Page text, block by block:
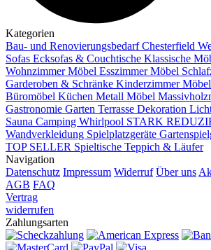
Kategorien
Bau- und RenovierungsbedarfChesterfield
Sofas Ecksofas & Couchtische Klassische
Wohnzimmer Möbel Esszimmer Möbel
Garderoben & Schränke Kinderzimmer Möbel
Büromöbel Küchen Metall Möbel
Gastronomie Garten Terrasse Dekoration
Sauna Camping Whirlpool STARK
Wandverkleidung Spielplatzgeräte
TOP SELLER Spieltische Teppich & Läufer
Navigation
Datenschutz Impressum Widerruf Über uns
AGB FAQ
Vertrag
widerrufen
Zahlungsarten